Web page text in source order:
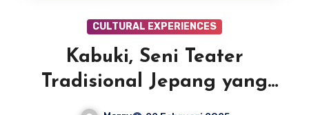
CULTURAL EXPERIENCES
Kabuki, Seni Teater
Tradisional Jepang yang
Penuh Pesona dan